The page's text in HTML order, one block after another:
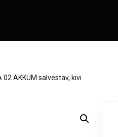
02 AKKUM salvestav, kivi